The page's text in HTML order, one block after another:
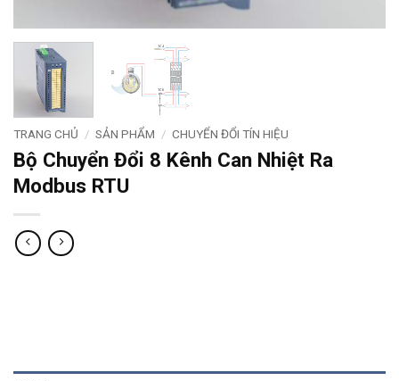
TRANG CHỦ / SẢN PHẨM / CHUYỂN ĐỔI TÍN HIỆU
Bộ Chuyển Đổi 8 Kênh Can Nhiệt Ra
Modbus RTU